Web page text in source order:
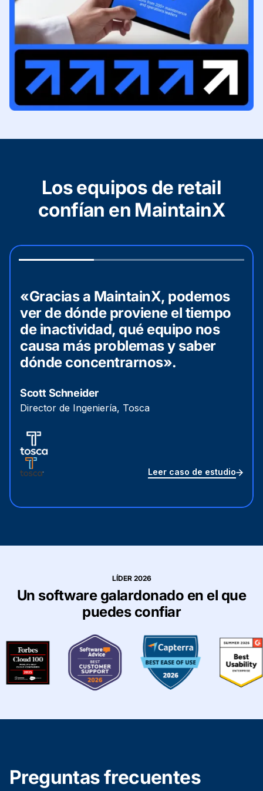
Los equipos de retail
confían en MaintainX
«Gracias a MaintainX, podemos
ver de dónde proviene el tiempo
de inactividad, qué equipo nos
causa más problemas y saber
dónde concentrarnos».
Scott Schneider
Director de Ingeniería, Tosca
Leer caso de estudio
LÍDER 2026
Un software galardonado en el que
puedes confiar
Preguntas frecuentes